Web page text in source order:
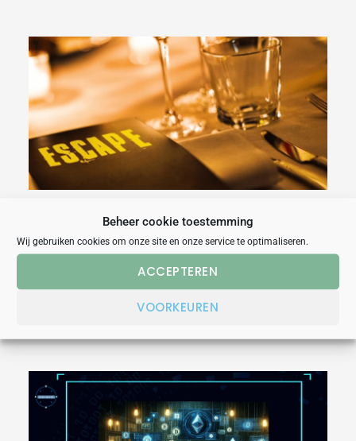
Beheer cookie toestemming
Wij gebruiken cookies om onze site en onze service te optimaliseren.
ACCEPTEREN
VOORKEUREN
ESCAPE LUNCH ROOM
EINDHOVEN
Escape
Lunch
Room
Eindhoven
Decode:
The